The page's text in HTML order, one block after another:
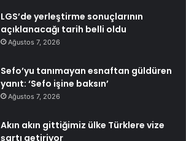
LGS’de yerleştirme sonuçlarının
açıklanacağı tarih belli oldu
Ağustos 7, 2026
Sefo’yu tanımayan esnaftan güldüren
yanıt: ‘Sefo işine baksın’
Ağustos 7, 2026
Akın akın gittiğimiz ülke Türklere vize
şartı getiriyor